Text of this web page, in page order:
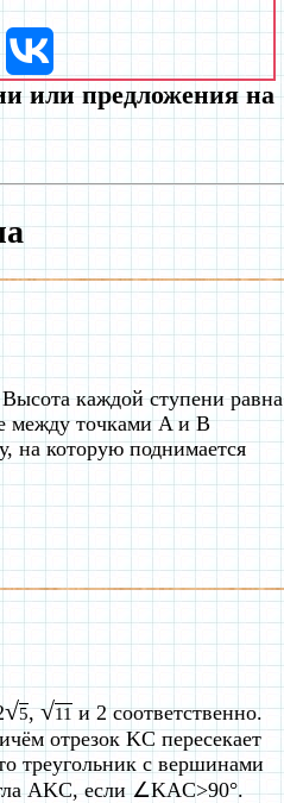
или предложения на
каждой ступени равна
между точками A и B
на которую поднимается
√5,√11 и 2 соответственно.
отрезок KC пересекает
треугольник с вершинами
AKC, если ∠KAC>90°.